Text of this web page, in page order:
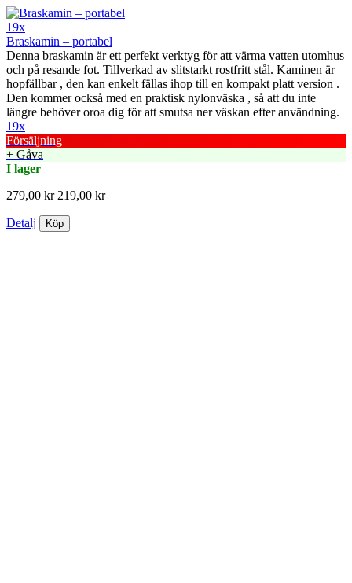
19x
Braskamin – portabel
Denna braskamin är ett perfekt verktyg för att värma vatten utomhus
och på resande fot. Tillverkad av slitstarkt rostfritt stål. Kaminen är
hopfällbar , den kan enkelt fällas ihop till en kompakt platt version .
Den kommer också med en praktisk nylonväska , så att du inte
längre behöver oroa dig för att smutsa ner väskan efter användning.
19x
Försäljning
+ Gåva
I lager
279,00 kr 219,00 kr
Detalj Köp